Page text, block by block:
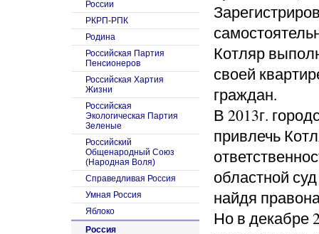
Котляр
своей
граждан.
В 2013г.
привлечь
областной
найдя
Но в декабре
России
РКРП-РПК
Родина
Российская Партия
Пенсионеров
Российская Хартия
Жизни
Российская
Экологическая Партия
Зеленые
Российский
Общенародный Союз
(Народная Воля)
Справедливая Россия
Умная Россия
Яблоко
Россия